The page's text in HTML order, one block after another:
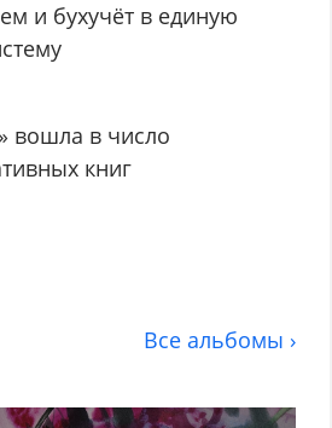
и бухучёт в единую
вошла в число
книг
Все альбомы ›